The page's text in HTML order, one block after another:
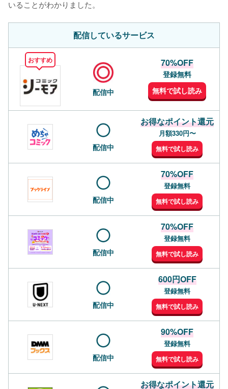
いることがわかりました。
配信しているサービス
おすすめ
配信中
70%OFF
登録無料
無料で試し読み
配信中
お得なポイント還元
月額330円〜
無料で試し読み
配信中
70%OFF
登録無料
無料で試し読み
配信中
70%OFF
登録無料
無料で試し読み
配信中
600円OFF
登録無料
無料で試し読み
配信中
90%OFF
登録無料
無料で試し読み
お得なポイント還元